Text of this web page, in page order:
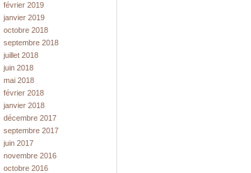
février 2019
janvier 2019
octobre 2018
septembre 2018
juillet 2018
juin 2018
mai 2018
février 2018
janvier 2018
décembre 2017
septembre 2017
juin 2017
novembre 2016
octobre 2016